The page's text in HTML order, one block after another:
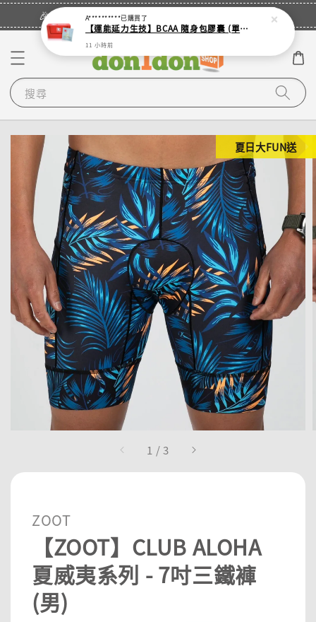
🎉登入會員・領取您的專屬折扣券！
搜尋
1 /3
夏日大FUN送
ZOOT
【ZOOT】CLUB ALOHA
夏威夷系列 - 7吋三鐵褲
(男)
A**********已購買了
【運能延力生技】BCAA 隨身包膠囊 (單入 - 4顆裝鋁袋)
11 小時前